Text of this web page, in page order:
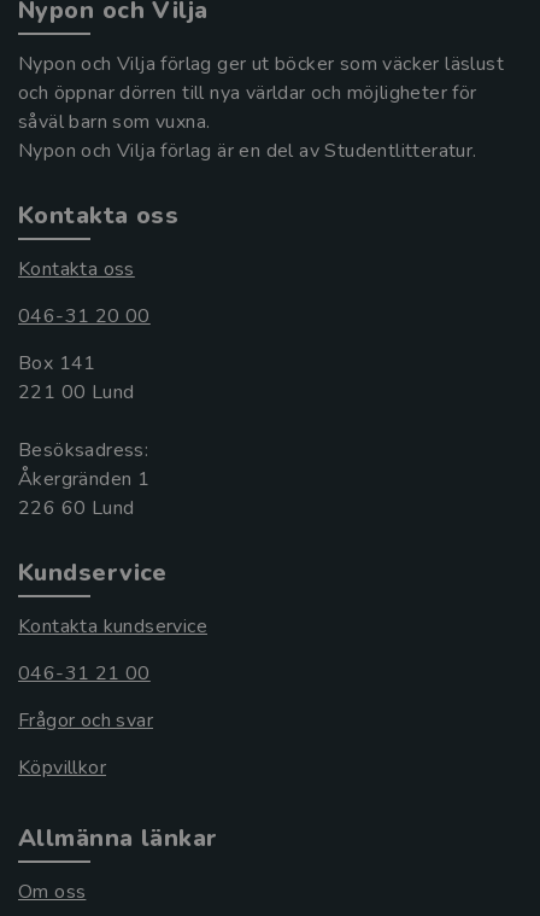
Nypon och Vilja
Nypon och Vilja förlag ger ut böcker som väcker läslust
och öppnar dörren till nya världar och möjligheter för
såväl barn som vuxna.
Nypon och Vilja förlag är en del av Studentlitteratur.
Kontakta oss
Kontakta oss
046-31 20 00
Box 141
221 00 Lund
Besöksadress:
Åkergränden 1
Kundservice
Kontakta kundservice
046-31 21 00
Frågor och svar
Köpvillkor
Allmänna länkar
Om oss